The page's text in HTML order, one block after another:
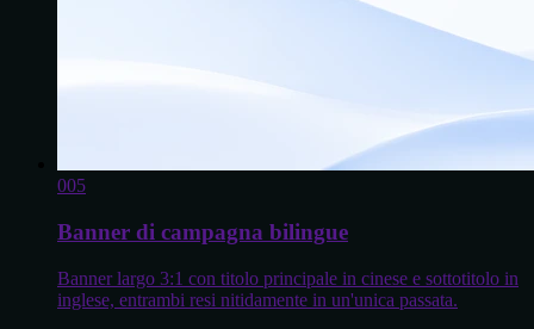
005
Banner di campagna bilingue
Banner largo 3:1 con titolo principale in cinese e sottotitolo in
inglese, entrambi resi nitidamente in un'unica passata.